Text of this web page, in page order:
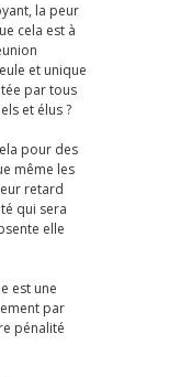
la peur
cela est à
et unique
par tous
et élus ?
pour des
même les
retard
qui sera
elle
est une
par
pénalité